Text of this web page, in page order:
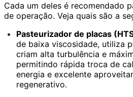
Cada um deles é recomendado
de operação. Veja quais são a
Pasteurizador de placas
de baixa viscosidade, utiliza
criam alta turbulência e
permitindo rápida troca de
energia e excelente
regenerativo.